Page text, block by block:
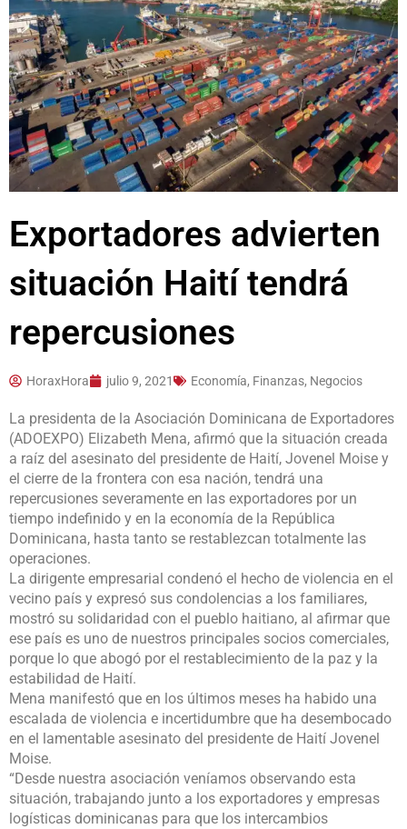
Exportadores advierten
situación Haití tendrá
repercusiones
HoraxHora julio 9, 2021 Economía, Finanzas, Negocios
La presidenta de la Asociación Dominicana de Exportadores
(ADOEXPO) Elizabeth Mena, afirmó que la situación creada
a raíz del asesinato del presidente de Haití, Jovenel Moise y
el cierre de la frontera con esa nación, tendrá una
repercusiones severamente en las exportadores por un
tiempo indefinido y en la economía de la República
Dominicana, hasta tanto se restablezcan totalmente las
operaciones.
La dirigente empresarial condenó el hecho de violencia en el
vecino país y expresó sus condolencias a los familiares,
mostró su solidaridad con el pueblo haitiano, al afirmar que
ese país es uno de nuestros principales socios comerciales,
porque lo que abogó por el restablecimiento de la paz y la
estabilidad de Haití.
Mena manifestó que en los últimos meses ha habido una
escalada de violencia e incertidumbre que ha desembocado
en el lamentable asesinato del presidente de Haití Jovenel
Moise.
“Desde nuestra asociación veníamos observando esta
situación, trabajando junto a los exportadores y empresas
logísticas dominicanas para que los intercambios